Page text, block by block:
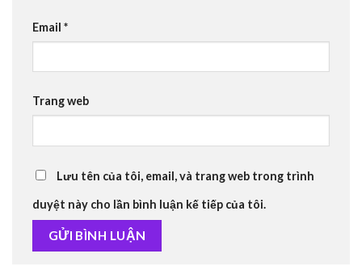
Email *
Trang web
Lưu tên của tôi, email, và trang web trong trình
duyệt này cho lần bình luận kế tiếp của tôi.